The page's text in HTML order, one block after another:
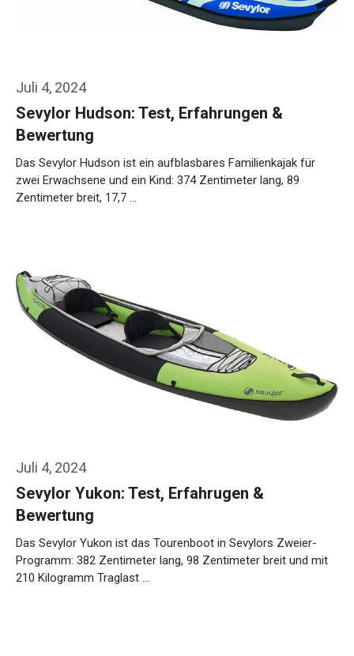
Juli 4, 2024
Sevylor Hudson: Test, Erfahrungen &
Bewertung
Das Sevylor Hudson ist ein aufblasbares Familienkajak für
zwei Erwachsene und ein Kind: 374 Zentimeter lang, 89
Zentimeter breit, 17,7 …
Juli 4, 2024
Sevylor Yukon: Test, Erfahrugen &
Bewertung
Das Sevylor Yukon ist das Tourenboot in Sevylors Zweier-
Programm: 382 Zentimeter lang, 98 Zentimeter breit und mit
210 Kilogramm Traglast …